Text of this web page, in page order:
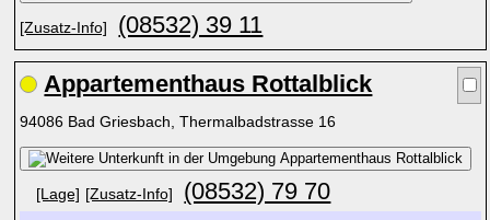
[Zusatz-Info] (08532) 39 11
Appartementhaus Rottalblick
94086 Bad Griesbach, Thermalbadstrasse 16
[Lage] [Zusatz-Info] (08532) 79 70